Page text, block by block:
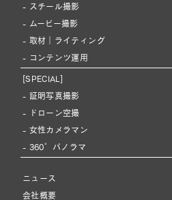
- スチール撮影
- ムービー撮影
- 取材｜ライティング
- コンテンツ運用
[SPECIAL]
- 証明写真撮影
- ドローン空撮
- 女性カメラマン
- 360°パノラマ
ニュース
会社概要